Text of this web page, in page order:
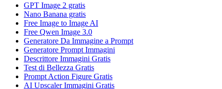
GPT Image 2 gratis
Nano Banana gratis
Free Image to Image AI
Free Qwen Image 3.0
Generatore Da Immagine a Prompt
Generatore Prompt Immagini
Descrittore Immagini Gratis
Test di Bellezza Gratis
Prompt Action Figure Gratis
AI Upscaler Immagini Gratis